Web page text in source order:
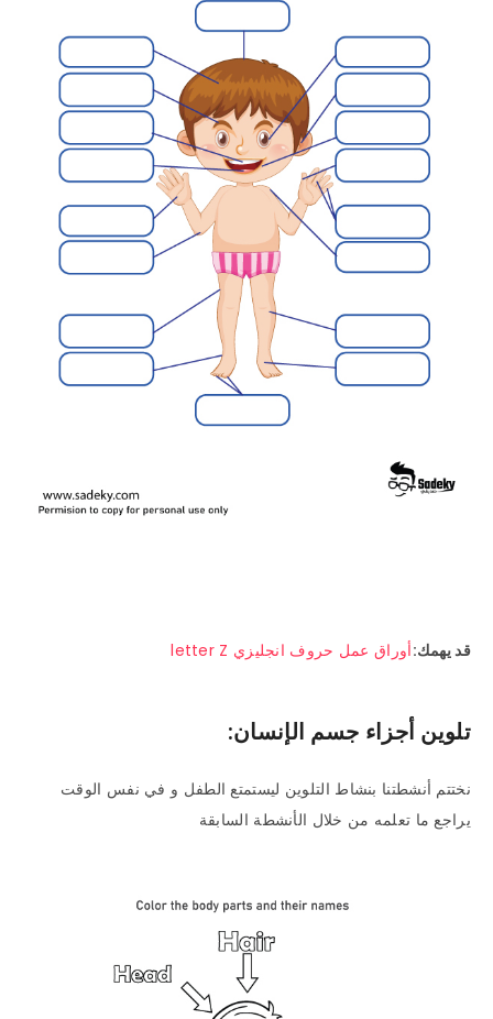
قد يهمك:أوراق عمل حروف انجليزي letter Z
تلوين أجزاء جسم الإنسان:
نختتم أنشطتنا بنشاط التلوين ليستمتع الطفل و في نفس الوقت
يراجع ما تعلمه من خلال الأنشطة السابقة